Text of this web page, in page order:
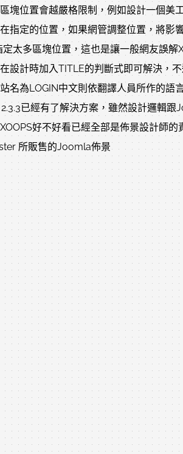
塊位置會越嚴格限制，例如設計一個美
指定的位置，如果網管調整位置，將影
太多區塊位置，這也是讓一般網友誤解
設計時加入TITLE的判斷式即可解決，
名為LOGIN中文則依翻譯人員所作的語
已經有了解決方案，雖然設計邏輯
好不好看已經全部是佈景設計師的
所販售的Joomla佈景